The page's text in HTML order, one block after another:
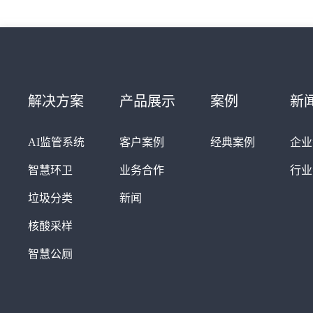
解决方案
AI监管系统
智慧环卫
垃圾分类
核酸采样
智慧公厕
产品展示
客户案例
业务合作
新闻
案例
经典案例
新
企
行